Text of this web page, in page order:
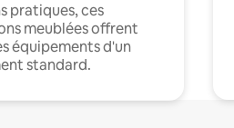
pratiques, ces
meublées offrent
équipements d'un
standard.